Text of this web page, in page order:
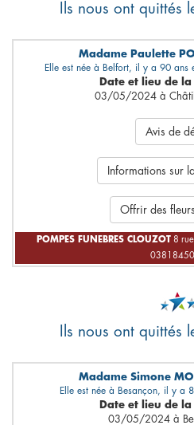
Ils nous ont
Madame Paulette
Elle est née à Belfort, il y a 90 ans
Date et lieu de
03/05/2024 à
Avis de
Informations sur
Offrir des
POMPES FUNEBRES CLOUZOT 8
Ils nous ont
Madame Simone
Elle est née à Besançon, il y a
Date et lieu de
03/05/2024 à